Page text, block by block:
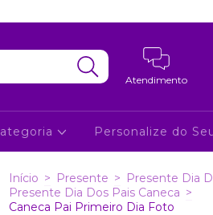
Atendimento
Personalize do
Início > Presente > Presente Dia
Presente Dia Dos Pais Caneca >
Caneca Pai Primeiro Dia Foto